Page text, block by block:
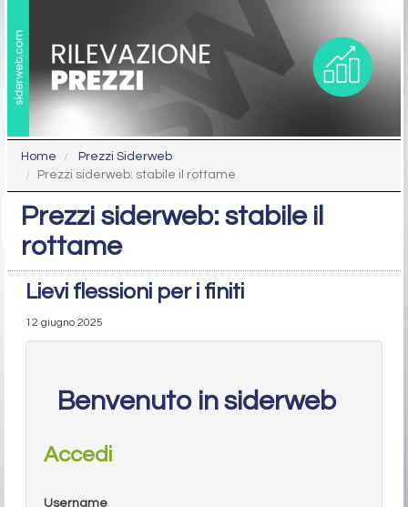
Home
Prezzi Siderweb
Prezzi siderweb: stabile il rottame
Prezzi siderweb: stabile il
rottame
Lievi flessioni per i finiti
12 giugno 2025
Benvenuto in siderweb
Accedi
Username